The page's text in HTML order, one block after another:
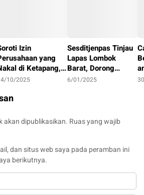
Izin
yang
di Ketapang,
: Lahan Jadi
Jawab?
10/2025
Sesditjenpas Tinjau
Lapas Lombok
Barat, Dorong
Optimalisasi
6/01/2025
akan dipublikasikan. Ruas yang wajib
dan situs web saya pada peramban ini
berikutnya.